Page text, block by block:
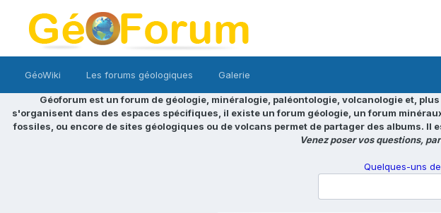
GéoWiki Les forums géologiques Galerie
Géoforum est un forum de géologie, minéralogie, paléontologie, volcanologie et,
s'organisent dans des espaces spécifiques, il existe un forum géologie, un forum
fossiles, ou encore de sites géologiques ou de volcans permet de partager des albums.
Venez poser vos questions,
Quelques-uns